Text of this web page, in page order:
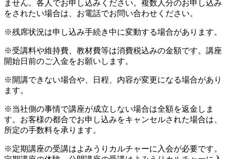
ません。各人でお申し込みください。複数人分のお申し込み
をされたい場合は、お電話でお問い合わせください。
※残席状況は申し込み手続き中に変動する場合があります。
※受講料や維持費、教材費等は消費税込みの金額です。講座
開始日前のご入金をお願いします。
※開講できない場合や、日程、内容が変更になる場合があり
ます。
※当社側の事情で講座が成立しない場合は全額を返金しま
す。お客様の都合でお申し込みをキャンセルされた場合は、
所定の手数料を承ります。
※定期講座の受講はよみうりカルチャーに入会が必要です。